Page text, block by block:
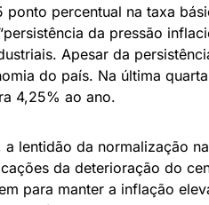
ponto percentual na taxa
da pressão
Apesar da
do país. Na última
4,25% ao ano.
a lentidão da normalização
da deterioração do
para manter a inflação